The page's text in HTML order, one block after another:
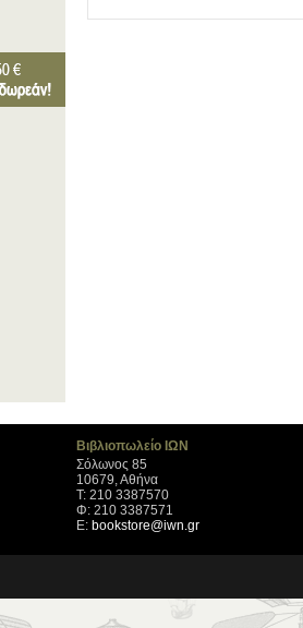
Βιβλιοπωλείο ΙΩΝ
Σόλωνος 85
10679, Αθήνα
Τ: 210 3387570
Φ: 210 3387571
Ε: bookstore@iwn.gr